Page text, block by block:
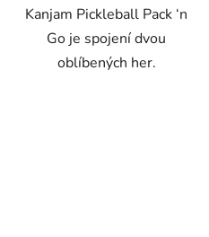
Kanjam Pickleball Pack ‘n
Go je spojení dvou
oblíbených her.